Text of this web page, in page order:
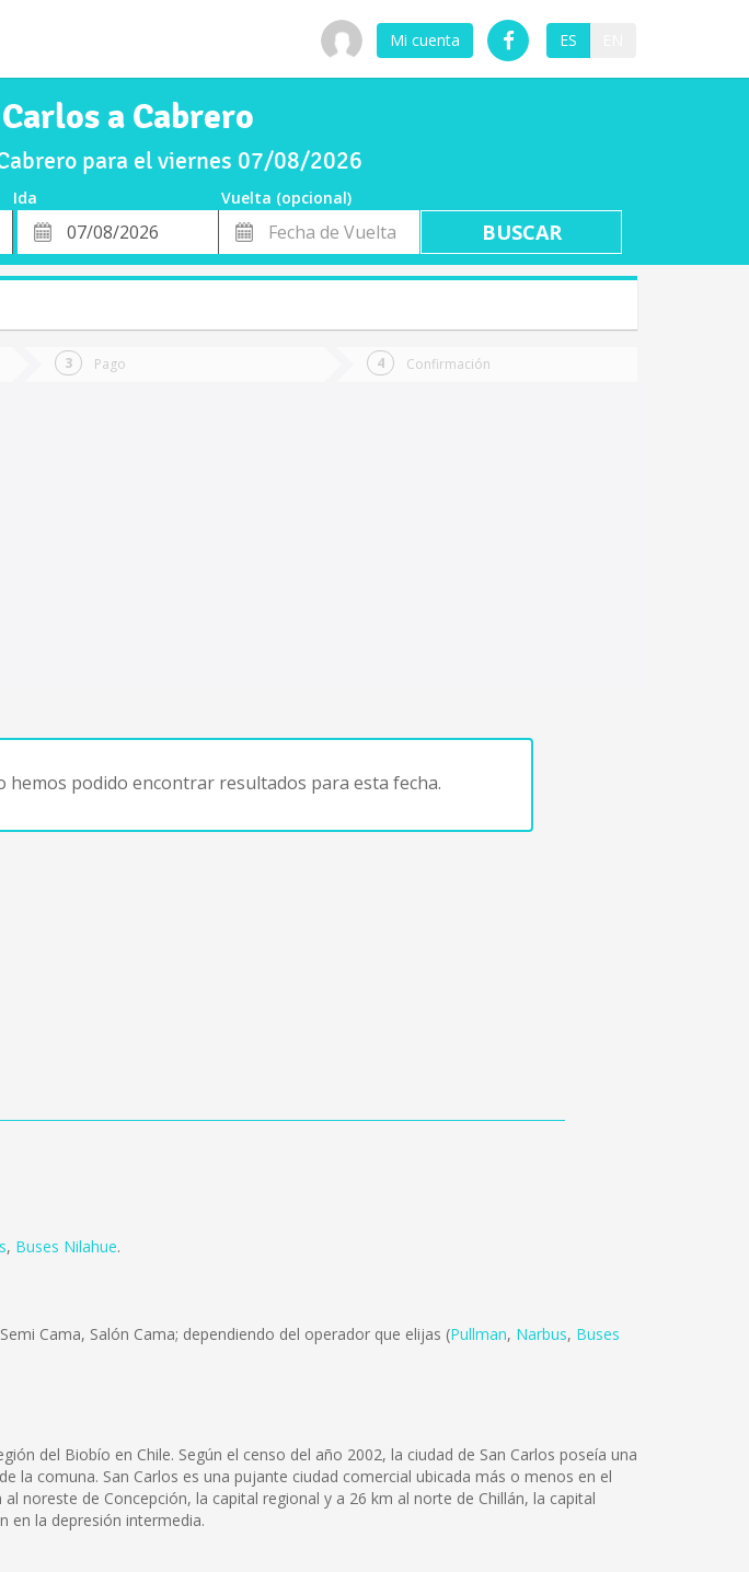
Mi cuenta ES
a Cabrero
para el viernes 07/08/2026
Ida
Vuelta (opcional)
Fecha
de
Fecha
de
Vuelta
Pago Confirmación
hemos podido encontrar resultados para esta fecha.
, Buses Nilahue.
Cama, Salón Cama; dependiendo del operador que elijas (Pullman, Narbus, Buses
del Biobío en Chile. Según el censo del año 2002, la ciudad de San Carlos poseía una
comuna. San Carlos es una pujante ciudad comercial ubicada más o menos en el
noreste de Concepción, la capital regional y a 26 km al norte de Chillán, la capital
en la depresión intermedia.